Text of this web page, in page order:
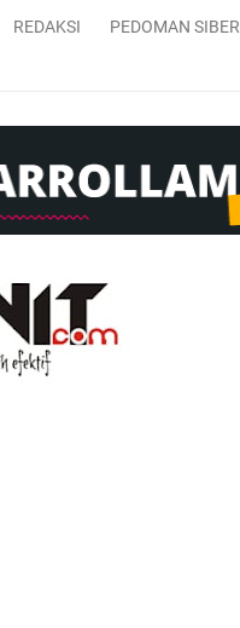
REDAKSI PEDOMAN SIBER